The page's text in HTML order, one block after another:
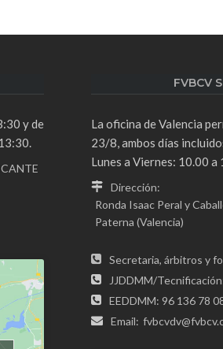
y de
FVBCV
La oficina de Valencia
23/8, ambos días
Lunes a Viernes: 10.00 a
Dirección:
Ronda Isaac Peral y
Paterna (Valencia)
Secretaria, árbitros y
JJDDMM/
EEDDMM: 96 136 78
Email: